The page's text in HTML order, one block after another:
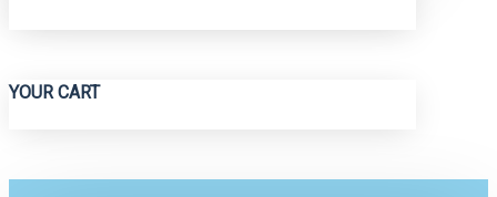
YOUR CART